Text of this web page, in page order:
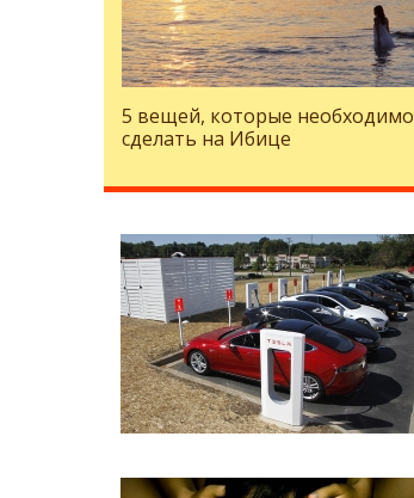
5 вещей, которые необходимо
сделать на Ибице